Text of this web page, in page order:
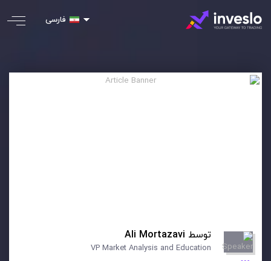
فارسی
توسط Ali Mortazavi
VP Market Analysis and Education